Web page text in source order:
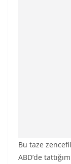
Bu taze
ABD’de